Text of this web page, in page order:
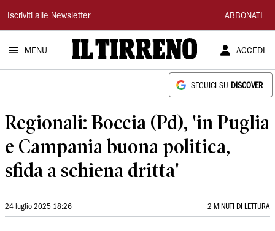
Il
Tirreno
Iscriviti alle Newsletter ABBONATI
MENU ACCEDI
SEGUICI SU DISCOVER
Regionali: Boccia (Pd), 'in Puglia
e Campania buona politica,
sfida a schiena dritta'
24 luglio 2025 18:26 2 MINUTI DI LETTURA